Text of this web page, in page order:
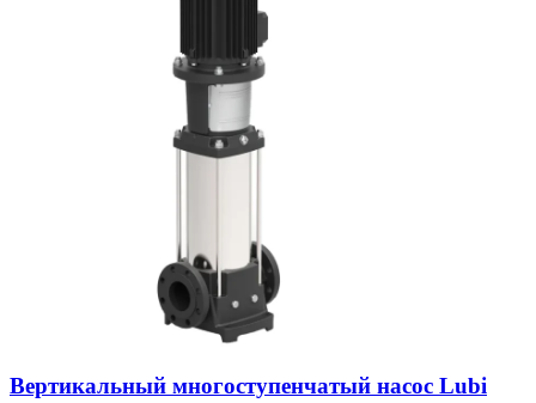
Вертикальный многоступенчатый насос Lubi